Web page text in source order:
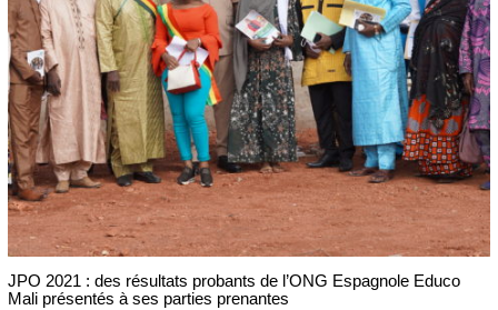
JPO 2021 : des résultats probants de l’ONG Espagnole Educo
Mali présentés à ses parties prenantes